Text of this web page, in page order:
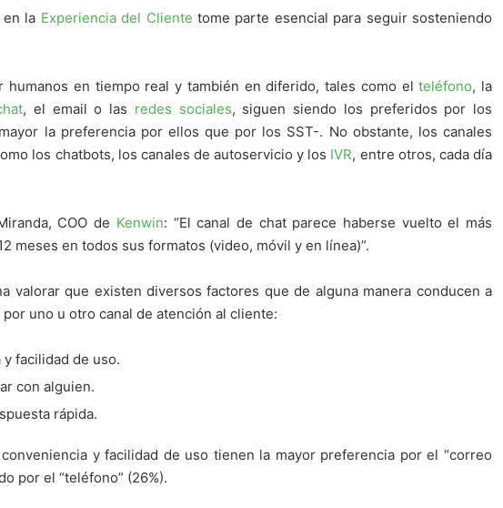
la Experiencia del Cliente tome parte esencial para seguir sosteniendo
humanos en tiempo real y también en diferido, tales como elteléfono, la
, el email o las redes sociales, siguen siendo los preferidos por los
la preferencia por ellos que por los SST-. No obstante, los canales
los chatbots, los canales de autoservicio y los IVR, entre otros, cada día
COO de Kenwin: “El canal de chat parece haberse vuelto el más
meses en todos sus formatos (video, móvil y en línea)”.
valorar que existen diversos factores que de alguna manera conducen a
uno u otro canal de atención al cliente:
y facilidad de uso.
con alguien.
rápida.
y facilidad de uso tienen la mayor preferencia por el “correo
por el “teléfono” (26%).